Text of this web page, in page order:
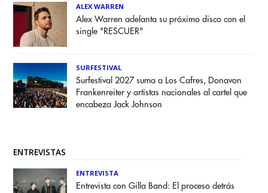
ALEX WARREN
Alex Warren adelanta su próximo disco con el
single "RESCUER"
SURFESTIVAL
Surfestival 2027 suma a Los Cafres, Donavon
Frankenreiter y artistas nacionales al cartel que
encabeza Jack Johnson
ENTREVISTAS
ENTREVISTA
Entrevista con Gilla Band: El proceso detrás